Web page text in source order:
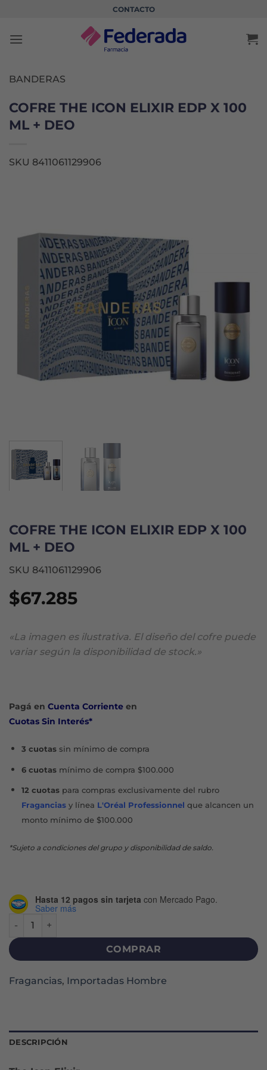
contenido
CONTACTO
BANDERAS
COFRE THE ICON ELIXIR EDP X 100
ML + DEO
SKU 8411061129906
COFRE THE ICON ELIXIR EDP X 100
ML + DEO
SKU 8411061129906
$67.285
«La imagen es ilustrativa. El diseño del cofre puede
variar según la disponibilidad de stock.»
Pagá en Cuenta Corriente en
Cuotas Sin Interés*
3 cuotassin mínimo de compra
6 cuotasmínimo de compra $100.000
12 cuotaspara compras exclusivamente del rubro
Fraganciasy línea L'Oréal Professionnel que alcancen un
monto mínimo de $100.000
*Sujeto a condiciones del grupo y disponibilidad de saldo.
Hasta 12 pagos sin tarjeta con Mercado Pago.
Saber más
COFRE THE ICON ELIXIR EDP X 100 ML + DEO cantidad
COMPRAR
Fragancias, Importadas Hombre
DESCRIPCIÓN